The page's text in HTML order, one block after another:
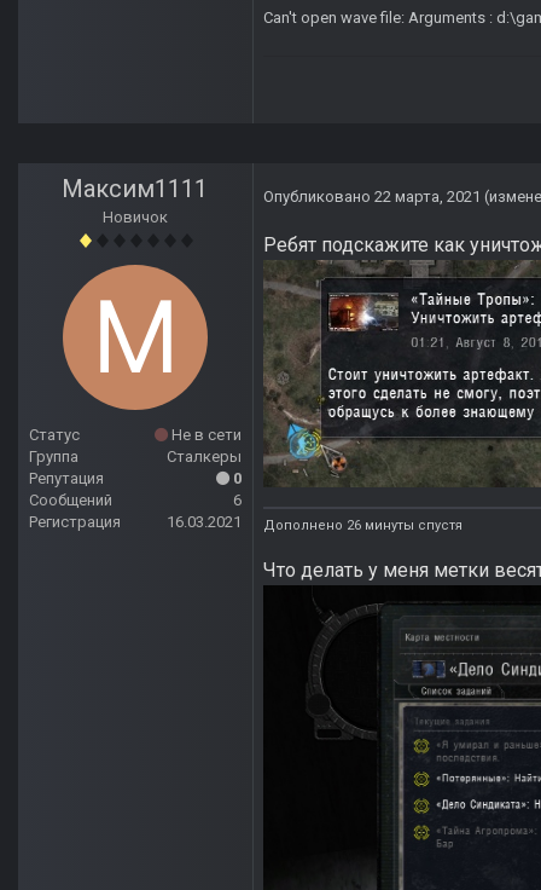
Can't open wave file: Arguments :
Максим1111
Новичок
Статус
Не в сети
Группа
Сталкеры
Репутация
0
Сообщений
6
Регистрация
16.03.2021
Опубликовано 22 марта, 2021
Ребят подскажите как
Дополнено 26 минуты спустя
Что делать у меня метки